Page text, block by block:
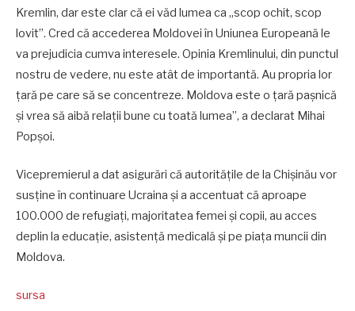
Kremlin, dar este clar că ei văd lumea ca „scop ochit, scop
lovit”. Cred că accederea Moldovei în Uniunea Europeană le
va prejudicia cumva interesele. Opinia Kremlinului, din punctul
nostru de vedere, nu este atât de importantă. Au propria lor
țară pe care să se concentreze. Moldova este o țară pașnică
și vrea să aibă relații bune cu toată lumea”, a declarat Mihai
Popșoi.
Vicepremierul a dat asigurări că autoritățile de la Chișinău vor
susține în continuare Ucraina și a accentuat că aproape
100.000 de refugiați, majoritatea femei și copii, au acces
deplin la educație, asistență medicală și pe piața muncii din
Moldova.
sursa